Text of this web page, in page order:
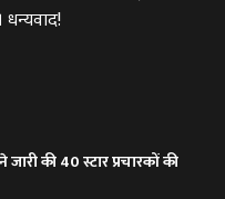
की 40 स्टार प्रचारकों की